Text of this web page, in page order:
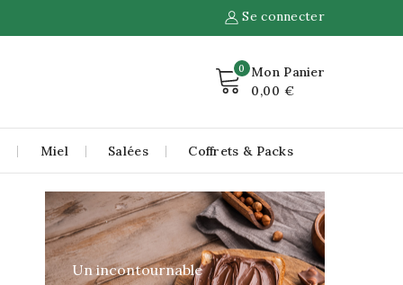
Se connecter
0
Mon Panier
0,00 €
Miel Salées Coffrets & Packs
Un incontournable